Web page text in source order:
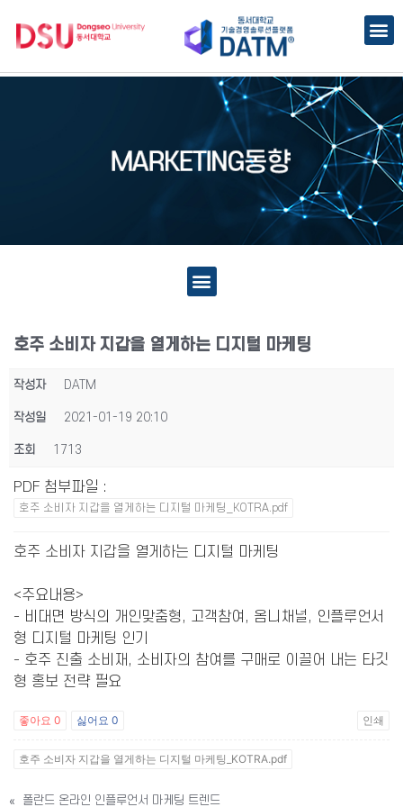
호주 소비자 지갑을 열게하는 디지털 마케팅
작성자 DATM
작성일 2021-01-19 20:10
조회 1713
PDF 첨부파일 :
호주 소비자 지갑을 열게하는 디지털 마케팅_KOTRA.pdf
호주 소비자 지갑을 열게하는 디지털 마케팅
<주요내용>
- 비대면 방식의 개인맞춤형, 고객참여, 옴니채널, 인플루언서
형 디지털 마케팅 인기
- 호주 진출 소비재, 소비자의 참여를 구매로 이끌어 내는 타깃
형 홍보 전략 필요
좋아요 0 싫어요 0 인쇄
호주 소비자 지갑을 열게하는 디지털 마케팅_KOTRA.pdf
« 폴란드 온라인 인플루언서 마케팅 트렌드